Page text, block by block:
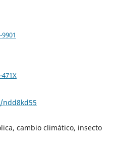
cambio climático, insecto